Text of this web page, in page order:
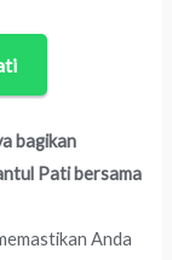
bagikan
Pati bersama
Anda